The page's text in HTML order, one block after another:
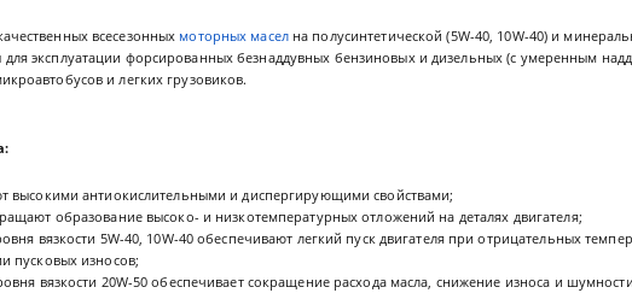
всесезонных моторных масел на полусинтетической (5W-40, 10W-40) и
эксплуатации форсированных безнаддувных бензиновых и дизельных (с умеренным
и легких грузовиков.
высокими антиокислительными и диспергирующими свойствами;
образование высоко- и низкотемпературных отложений на деталях двигателя;
вязкости 5W-40, 10W-40 обеспечивают легкий пуск двигателя при отрицательных
пусковых износов;
вязкости 20W-50 обеспечивает сокращение расхода масла, снижение износа и